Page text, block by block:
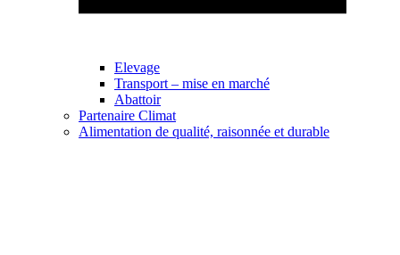
Elevage
Transport – mise en marché
Abattoir
Partenaire Climat
Alimentation de qualité, raisonnée et durable